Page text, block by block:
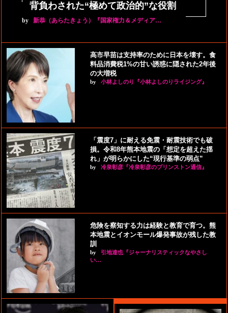
背負わされた“極めて政治的”な役割
by 新恭（あらたきょう）『国家権力＆メディア…
高市早苗は支持率のために日本を壊す。食
料品消費税1%の甘い誘惑に隠された2年後
の大増税
by 小林よしのり『小林よしのりライジング』
「震度7」に耐える免震・耐震技術でも破
損。令和8年熊本地震の「想定を超えた揺
れ」が明らかにした“現行基準の弱点”
by 冷泉彰彦『冷泉彰彦のプリンストン通信』
危険を察知する力は経験と教育で育つ。熊
本地震とイオンモール爆発事故が残した教
訓
by
引地達也『ジャーナリスティックなやさし
い…